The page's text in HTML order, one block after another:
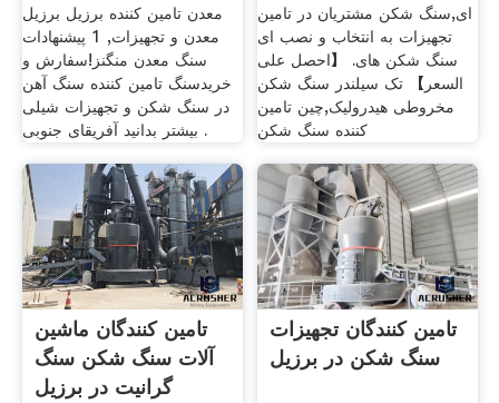
معدن تامین کننده برزیل برزیل
معدن و تجهیزات, 1 پیشنهادات
سنگ معدن منگنز!سفارش و
خریدسنگ تامین کننده سنگ آهن
در سنگ شکن و تجهیزات شیلی
بیشتر بدانید آفریقای جنوبی .
ای,سنگ شکن مشتریان در تامین
تجهیزات به انتخاب و نصب ای
سنگ شکن های. 【احصل على
السعر】 تک سیلندر سنگ شکن
مخروطی هیدرولیک,چین تامین
کننده سنگ شکن
تامین کنندگان ماشین
آلات سنگ شکن سنگ
گرانیت در برزیل
تامین کنندگان تجهیزات
سنگ شکن در برزیل